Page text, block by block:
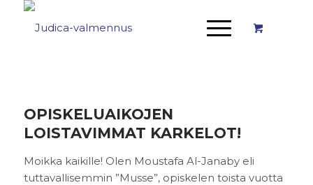
OPISKELUAIKOJEN
LOISTAVIMMAT KARKELOT!
Moikka kaikille! Olen Moustafa Al-Janaby eli
tuttavallisemmin ”Musse”, opiskelen toista vuotta